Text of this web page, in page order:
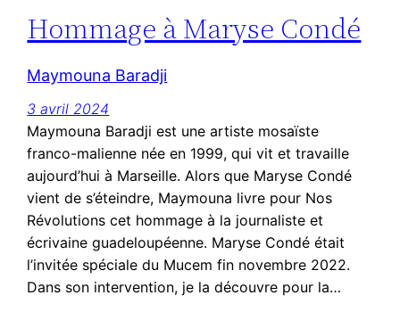
Hommage à Maryse Condé
Maymouna Baradji
3 avril 2024
Maymouna Baradji est une artiste mosaïste
franco-malienne née en 1999, qui vit et travaille
aujourd’hui à Marseille. Alors que Maryse Condé
vient de s’éteindre, Maymouna livre pour Nos
Révolutions cet hommage à la journaliste et
écrivaine guadeloupéenne. Maryse Condé était
l’invitée spéciale du Mucem fin novembre 2022.
Dans son intervention, je la découvre pour la…